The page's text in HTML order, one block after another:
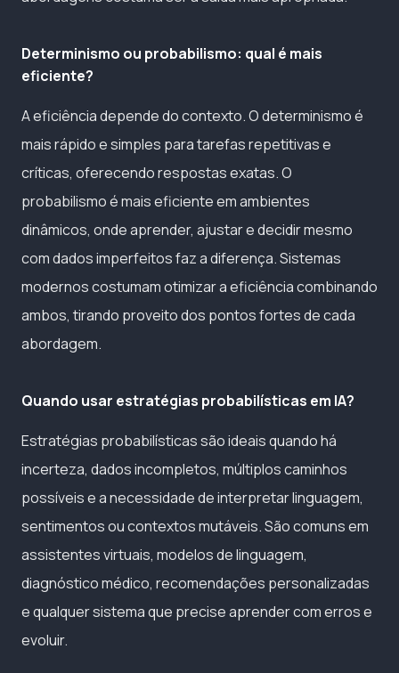
Determinismo ou probabilismo: qual é mais
eficiente?
A eficiência depende do contexto. O determinismo é
mais rápido e simples para tarefas repetitivas e
críticas, oferecendo respostas exatas. O
probabilismo é mais eficiente em ambientes
dinâmicos, onde aprender, ajustar e decidir mesmo
com dados imperfeitos faz a diferença. Sistemas
modernos costumam otimizar a eficiência combinando
ambos, tirando proveito dos pontos fortes de cada
abordagem.
Quando usar estratégias probabilísticas em IA?
Estratégias probabilísticas são ideais quando há
incerteza, dados incompletos, múltiplos caminhos
possíveis e a necessidade de interpretar linguagem,
sentimentos ou contextos mutáveis. São comuns em
assistentes virtuais, modelos de linguagem,
diagnóstico médico, recomendações personalizadas
e qualquer sistema que precise aprender com erros e
evoluir.